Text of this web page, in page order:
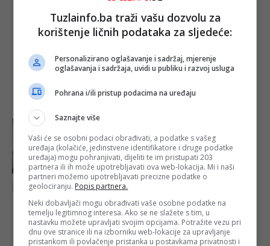
pojačane
isporuke iz
Objavljeno:04.
03. 2026.
Vlada TK:
Utvrđen
prijedlog
Zakona o
Tuzlainfo.ba traži vašu dozvolu za
korištenje ličnih podataka za sljedeće:
Personalizirano oglašavanje i sadržaj, mjerenje
oglašavanja i sadržaja, uvidi u publiku i razvoj usluga
Pohrana i/ili pristup podacima na uređaju
Saznajte više
Vaši će se osobni podaci obrađivati, a podatke s vašeg
uređaja (kolačiće, jedinstvene identifikatore i druge podatke
uređaja) mogu pohranjivati, dijeliti te im pristupati 203
partnera ili ih može upotrebljavati ova web-lokacija. Mi i naši
partneri možemo upotrebljavati precizne podatke o
geolociranju. Popis partnera.
Neki dobavljači mogu obrađivati vaše osobne podatke na
temelju legitimnog interesa. Ako se ne slažete s tim, u
nastavku možete upravljati svojim opcijama. Potražite vezu pri
dnu ove stranice ili na izborniku web-lokacije za upravljanje
pristankom ili povlačenje pristanka u postavkama privatnosti i